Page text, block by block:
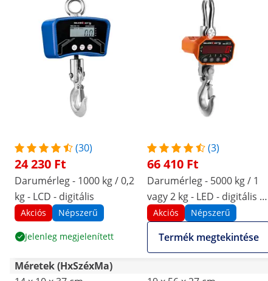
(30)
24 230 Ft
Darumérleg - 1000 kg / 0,2
kg - LCD - digitális
Akciós Népszerű
Jelenleg megjelenített
(3)
66 410 Ft
Darumérleg - 5000 kg / 1
vagy 2 kg - LED - digitális -
távirányító: 10 m
Akciós Népszerű
Termék megtekintése
Méretek (HxSzéxMa)